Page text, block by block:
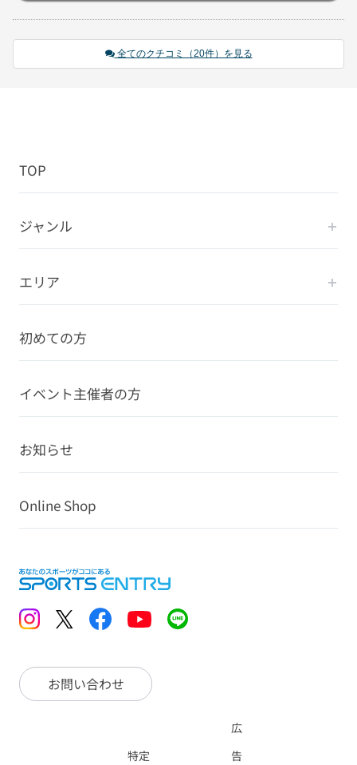
全てのクチコミ（20件）を見る
TOP
ジャンル
エリア
初めての方
イベント主催者の方
お知らせ
Online Shop
お問い合わせ
特定
広
告